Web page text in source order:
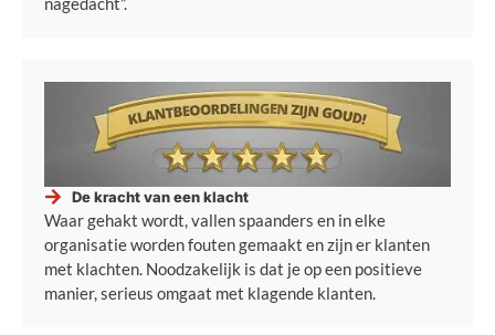
De kracht van een klacht
Waar gehakt wordt, vallen spaanders en in elke
organisatie worden fouten gemaakt en zijn er klanten
met klachten. Noodzakelijk is dat je op een positieve
manier, serieus omgaat met klagende klanten.